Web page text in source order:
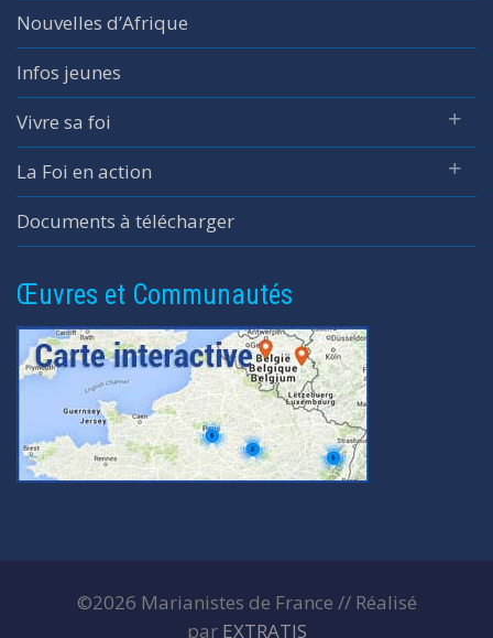
Nouvelles d’Afrique
Infos jeunes
Vivre sa foi
La Foi en action
Documents à télécharger
Œuvres et Communautés
©2026 Marianistes de France // Réalisé
par EXTRATIS